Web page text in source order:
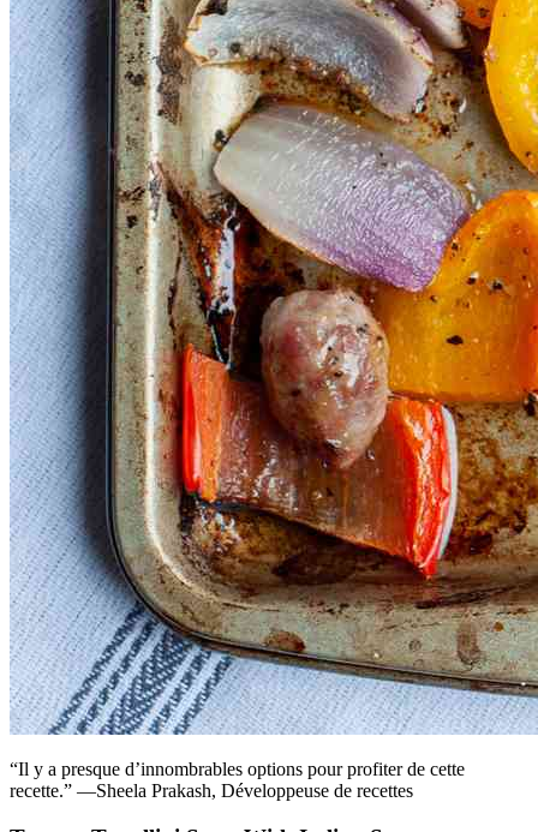
“Il y a presque d’innombrables options pour profiter de cette
recette.” —Sheela Prakash, Développeuse de recettes